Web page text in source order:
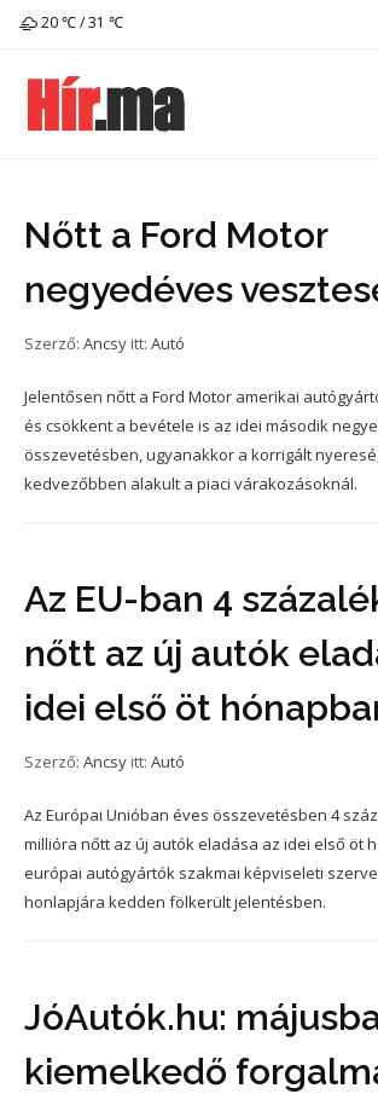
20 ℃ / 31 ℃
Nőtt a Ford Motor
negyedéves
Szerző: Ancsy itt: Autó
Jelentősen nőtt a Ford Motor amerikai
és csökkent a bevétele is az idei második
összevetésben, ugyanakkor a korrigált
kedvezőbben alakult a piaci várakozásoknál.
Az EU-ban 4
nőtt az új autók
idei első öt
Szerző: Ancsy itt: Autó
Az Európai Unióban éves összevetésben 4
millióra nőtt az új autók eladása az idei első öt
európai autógyártók szakmai képviseleti
honlapjára kedden fölkerült jelentésben.
JóAutók.hu:
kiemelkedő